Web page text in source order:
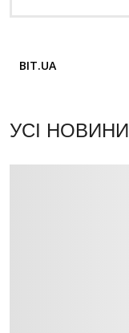
BIT.UA
УСІ НОВИНИ